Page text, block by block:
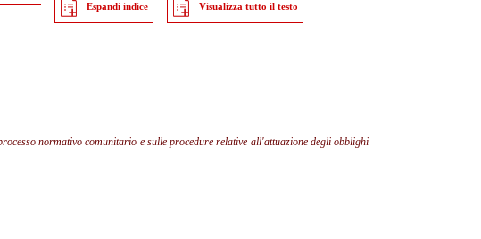
Espandi indice Visualizza tutto il testo
normativo comunitario e sulle procedure relative all'attuazione degli obblighi